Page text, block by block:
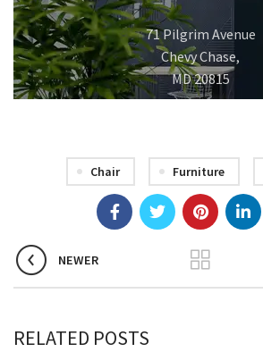
71 Pilgrim Avenue
Chevy Chase,
MD 20815
Chair Furniture
NEWER
RELATED POSTS